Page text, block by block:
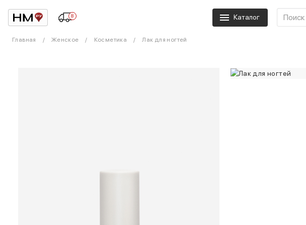
8 Каталог
Главная Женское Косметика Лак для ногтей